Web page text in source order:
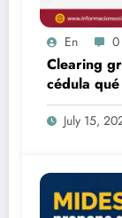
En 0
Clearing
cédula
tenés
July 15,